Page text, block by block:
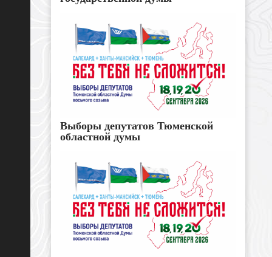
Выборы депутатов Тюменской
областной думы